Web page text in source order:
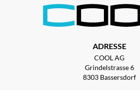
ADRESSE
COOL AG
Grindelstrasse 6
8303 Bassersdorf